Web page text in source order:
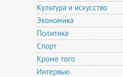
Культура и искусство
Экономика
Политика
Спорт
Кроме того
Интервью